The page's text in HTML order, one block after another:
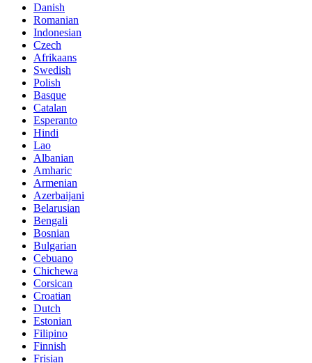
Danish
Romanian
Indonesian
Czech
Afrikaans
Swedish
Polish
Basque
Catalan
Esperanto
Hindi
Lao
Albanian
Amharic
Armenian
Azerbaijani
Belarusian
Bengali
Bosnian
Bulgarian
Cebuano
Chichewa
Corsican
Croatian
Dutch
Estonian
Filipino
Finnish
Frisian